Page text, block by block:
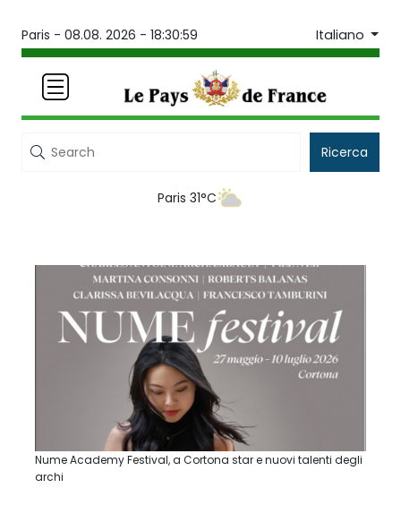
Paris - 08.08. 2026 - 18:30:59 Italiano
Ricerca
Paris 31°C
Nume Academy Festival, a Cortona star e nuovi talenti degli
archi